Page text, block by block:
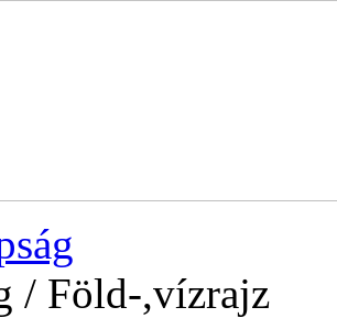
/ Föld-,vízrajz